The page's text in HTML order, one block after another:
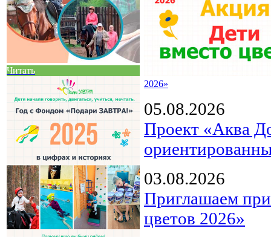
Читать
2026»
05.08.2026
Проект «Аква
03.08.2026
Приглашаем
цветов 2026»